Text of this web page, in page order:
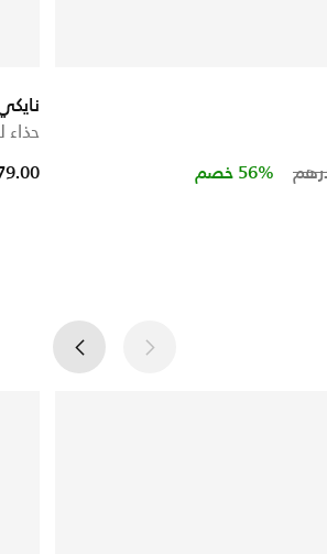
56% خصم
نايكي
حذاء
from
279.00